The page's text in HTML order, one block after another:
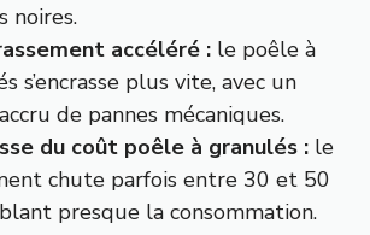
noires.
accéléré : le poêle à
s’encrasse plus vite, avec un
de pannes mécaniques.
du coût poêle à granulés : le
chute parfois entre 30 et 50
presque la consommation.